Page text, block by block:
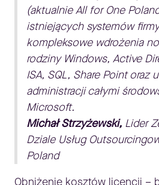
(aktualnie All for One
istniejących systemów
kompleksowe wdrożenia
rodziny Windows, Active
ISA, SQL, Share Point oraz
administracji całymi
Microsoft.
Michał Strzyżewski, Lider
Dziale Usług
Poland
Obniżenie kosztów licencji –